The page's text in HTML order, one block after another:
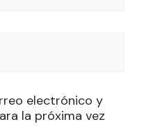
electrónico y
la próxima vez